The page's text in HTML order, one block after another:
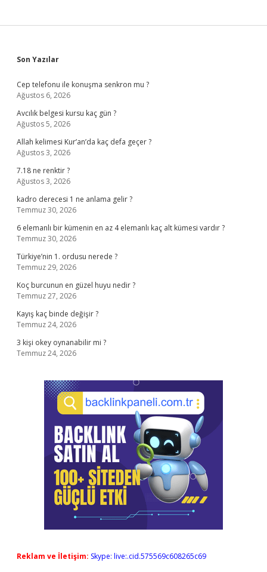
Sidebar
Son Yazılar
Cep telefonu ile konuşma senkron mu ?
Ağustos 6, 2026
Avcılık belgesi kursu kaç gün ?
Ağustos 5, 2026
Allah kelimesi Kur’an’da kaç defa geçer ?
Ağustos 3, 2026
7.18 ne renktir ?
Ağustos 3, 2026
kadro derecesi 1 ne anlama gelir ?
Temmuz 30, 2026
6 elemanlı bir kümenin en az 4 elemanlı kaç alt kümesi vardır ?
Temmuz 30, 2026
Türkiye’nin 1. ordusu nerede ?
Temmuz 29, 2026
Koç burcunun en güzel huyu nedir ?
Temmuz 27, 2026
Kayış kaç binde değişir ?
Temmuz 24, 2026
3 kişi okey oynanabilir mi ?
Temmuz 24, 2026
Reklam ve İletişim: Skype: live:.cid.575569c608265c69